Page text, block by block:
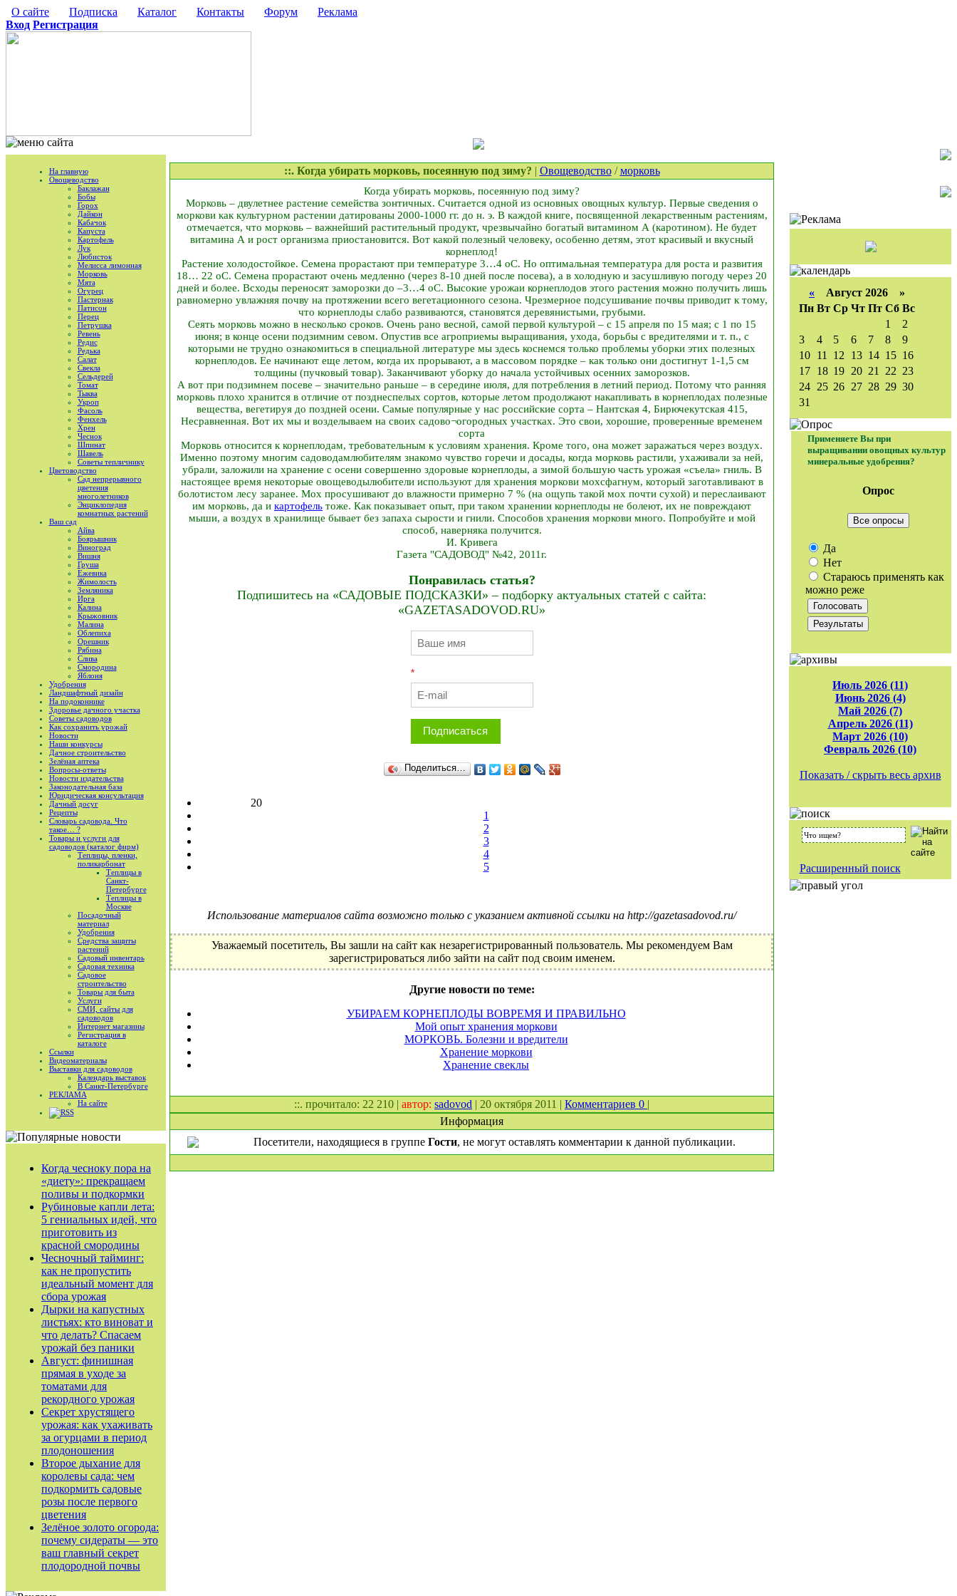
О сайте Подписка Каталог Контакты Форум
Реклама
Вход Регистрация
На главную
Овощеводство
Баклажан
Бобы
Горох
Дайкон
Кабачок
Капуста
Картофель
Лук
Любисток
Мелисса лимонная
Морковь
Мята
Огурец
Пастернак
Патисон
Перец
Петрушка
Ревень
Редис
Редька
Салат
Свекла
Сельдерей
Томат
Тыква
Укроп
Фасоль
Фенхель
Хрен
Чеснок
Шпинат
Шавель
Советы тепличнику
Цветоводство
Сад непрерывного
цветения
многолетников
Энциклопедия
комнатных растений
Ваш сад
Айва
Боярышник
Виноград
Вишня
Груша
Ежевика
Жимолость
Земляника
Ирга
Калина
Крыжовник
Малина
Облепиха
Орешник
Рябина
Слива
Смородина
Яблоня
Удобрения
Ландшафтный дизайн
На подоконнике
Здоровье дачного участка
Советы садоводов
Как сохранить урожай
Новости
Наши конкурсы
Дачное строительство
Зелёная аптека
Вопросы-ответы
Новости издательства
Законодательная база
Юридическая консультация
Дачный досуг
Рецепты
Словарь садовода. Что
такое… ?
Товары и услуги для
садоводов (каталог фирм)
Теплицы, пленки,
поликарбонат
Теплицы в
Санкт-
Петербурге
Теплицы в
Москве
Посадочный
материал
Удобрения
Средства защиты
растений
Садовый инвентарь
Садовая техника
Садовое
строительство
Товары для быта
Услуги
СМИ, сайты для
садоводов
Интернет магазины
Регистрация в
каталоге
Ссылки
Видеоматериалы
Выставки для садоводов
Календарь выставок
В Санкт-Петербурге
РЕКЛАМА
На сайте
RSS
Когда чесноку пора на
«диету»: прекращаем
поливы и подкормки
Рубиновые капли лета:
5 гениальных идей, что
приготовить из
красной смородины
Чесночный тайминг:
как не пропустить
идеальный момент для
сбора урожая
Дырки на капустных
листьях: кто виноват и
что делать? Спасаем
урожай без паники
Август: финишная
прямая в уходе за
томатами для
рекордного урожая
Секрет хрустящего
урожая: как ухаживать
за огурцами в период
плодоношения
Второе дыхание для
королевы сада: чем
подкормить садовые
розы после первого
цветения
Зелёное золото огорода:
почему сидераты — это
ваш главный секрет
плодородной почвы
::. Когда убирать морковь, посеянную под зиму? | Овощеводство/морковь
Когда убирать морковь, посеянную под зиму?
Морковь – двулетнее растение семейства зонтичных. Считается одной из основных овощных культур. Первые сведения о
моркови как культурном растении датированы 2000-1000 гг. до н. э. В каждой книге, посвященной лекарственным растениям,
отмечается, что морковь – важнейший растительный продукт, чрезвычайно богатый витамином А (каротином). Не будет
витамина А и рост организма приостановится. Вот какой полезный человеку, особенно детям, этот красивый и вкусный
корнеплод!
Растение холодостойкое. Семена прорастают при температуре 3…4 оС. Но оптимальная температура для роста и развития
18… 22 оС. Семена прорастают очень медленно (через 8-10 дней после посева), а в холодную и засушливую погоду через 20
дней и более. Всходы переносят заморозки до –3…4 оС. Высокие урожаи корнеплодов этого растения можно получить лишь
равномерно увлажняя почву на протяжении всего вегетационного сезона. Чрезмерное подсушивание почвы приводит к тому,
что корнеплоды слабо развиваются, становятся деревянистыми, грубыми.
Сеять морковь можно в несколько сроков. Очень рано весной, самой первой культурой – с 15 апреля по 15 мая; с 1 по 15
июня; в конце осени подзимним севом. Опустив все агроприемы выращивания, ухода, борьбы с вредителями и т. п., с
которыми не трудно ознакомиться в специальной литературе мы здесь коснемся только проблемы уборки этих полезных
корнеплодов. Ее начинают еще летом, когда их прорывают, а в массовом порядке – как только они достигнут 1-1,5 см
толщины (пучковый товар). Заканчивают уборку до начала устойчивых осенних заморозков.
А вот при подзимнем посеве – значительно раньше – в середине июля, для потребления в летний период. Потому что ранняя
морковь плохо хранится в отличие от позднеспелых сортов, которые летом продолжают накапливать в корнеплодах полезные
вещества, вегетируя до поздней осени. Самые популярные у нас российские сорта – Нантская 4, Бирючекутская 415,
Несравненная. Вот их мы и возделываем на своих садово¬огородных участках. Это свои, хорошие, проверенные временем
сорта
Морковь относится к корнеплодам, требовательным к условиям хранения. Кроме того, она может заражаться через воздух.
Именно поэтому многим садоводам­любителям знакомо чувство горечи и досады, когда морковь растили, ухаживали за ней,
убрали, заложили на хранение с осени совершенно здоровые корнеплоды, а зимой большую часть урожая «съела» гниль. В
настоящее время некоторые овощеводы­любители используют для хранения моркови мох­сфагнум, который заготавливают в
болотистом лесу заранее. Мох просушивают до влажности примерно 7 % (на ощупь такой мох почти сухой) и переслаивают
им морковь, да и картофель тоже. Как показывает опыт, при таком хранении корнеплоды не болеют, их не повреждают
мыши, а воздух в хранилище бывает без запаха сырости и гнили. Способов хранения моркови много. Попробуйте и мой
способ, наверняка получится.
И. Кривега
Газета "САДОВОД" №42, 2011г.
Понравилась статья?
Подпишитесь на «САДОВЫЕ ПОДСКАЗКИ» – подборку актуальных статей с сайта:
«GAZETASADOVOD.RU»
*
Подписаться
Поделиться…
20
1
2
3
4
5
Использование материалов сайта возможно только с указанием активной ссылки на http://gazetasadovod.ru/
Уважаемый посетитель, Вы зашли на сайт как незарегистрированный пользователь. Мы рекомендуем Вам
зарегистрироваться либо зайти на сайт под своим именем.
Другие новости по теме:
УБИРАЕМ КОРНЕПЛОДЫ ВОВРЕМЯ И ПРАВИЛЬНО
Мой опыт хранения моркови
МОРКОВЬ. Болезни и вредители
Хранение моркови
Хранение свеклы
::. прочитало: 22 210 | автор: sadovod | 20 октября 2011 | Комментариев 0 |
Информация
Посетители, находящиеся в группе Гости, не могут оставлять комментарии к данной публикации.
« Август 2026 »
Пн Вт Ср Чт Пт Сб Вс
1
2
3
4 5 6 7 8
9
10 11 12 13 14 15 16
17 18 19 20 21 22 23
24 25 26 27 28 29 30
31
Применяете Вы при
выращивании овощных культур
минеральные удобрения?
Опрос
Все опросы
Да
Нет
Стараюсь применять как
можно реже
Июль 2026 (11)
Июнь 2026 (4)
Май 2026 (7)
Апрель 2026 (11)
Март 2026 (10)
Февраль 2026 (10)
Показать / скрыть весь архив
Расширенный поиск